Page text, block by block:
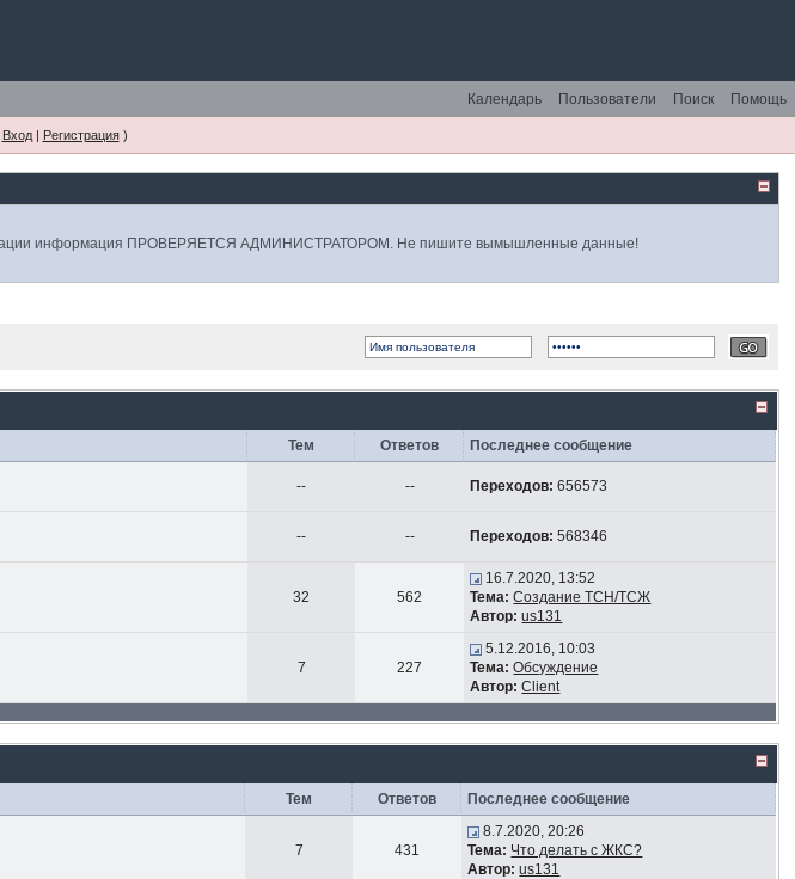
Помощь
Поиск
Пользователи
Календарь
Вход| Регистрация)
информация ПРОВЕРЯЕТСЯ АДМИНИСТРАТОРОМ. Не пишите вымышленные данные!
Тем Ответов
Последнее сообщение
-- -- Переходов: 656573
-- -- Переходов: 568346
32 562
16.7.2020, 13:52
Тема: Создание ТСН/ТСЖ
Автор: us131
7 227
5.12.2016, 10:03
Тема: Обсуждение
Автор: Client
Тем Ответов Последнее сообщение
7 431
8.7.2020, 20:26
Тема: Что делать с ЖКС?
Автор: us131